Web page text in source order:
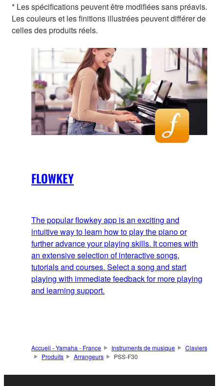
* Les spécifications peuvent être modifiées sans préavis.
Les couleurs et les finitions illustrées peuvent différer de
celles des produits réels.
FLOWKEY
The popular flowkey app is an exciting and
intuitive way to learn how to play the piano or
further advance your playing skills. It comes with
an extensive selection of interactive songs,
tutorials and courses. Select a song and start
playing with immediate feedback for more playing
and learning support.
Accueil - Yamaha - France Instruments de musique
Claviers
Produits
Arrangeurs PSS-F30